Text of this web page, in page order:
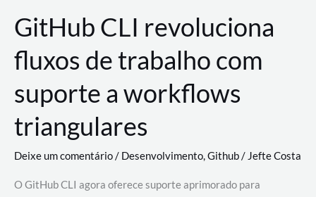
GitHub CLI revoluciona
fluxos de trabalho com
suporte a workflows
triangulares
Deixe um comentário/ Desenvolvimento,Github/ Jefte Costa
O GitHub CLI agora oferece suporte aprimorado para